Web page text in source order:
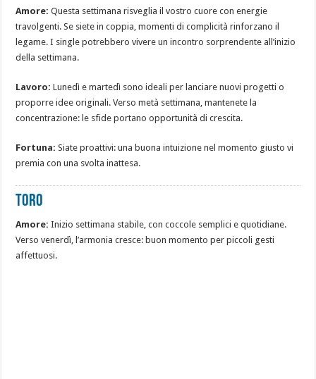
Amore: Questa settimana risveglia il vostro cuore con energie
travolgenti. Se siete in coppia, momenti di complicità rinforzano il
legame. I single potrebbero vivere un incontro sorprendente all’inizio
della settimana.
Lavoro: Lunedì e martedì sono ideali per lanciare nuovi progetti o
proporre idee originali. Verso metà settimana, mantenete la
concentrazione: le sfide portano opportunità di crescita.
Fortuna: Siate proattivi: una buona intuizione nel momento giusto vi
premia con una svolta inattesa.
TORO
Amore: Inizio settimana stabile, con coccole semplici e quotidiane.
Verso venerdì, l’armonia cresce: buon momento per piccoli gesti
affettuosi.